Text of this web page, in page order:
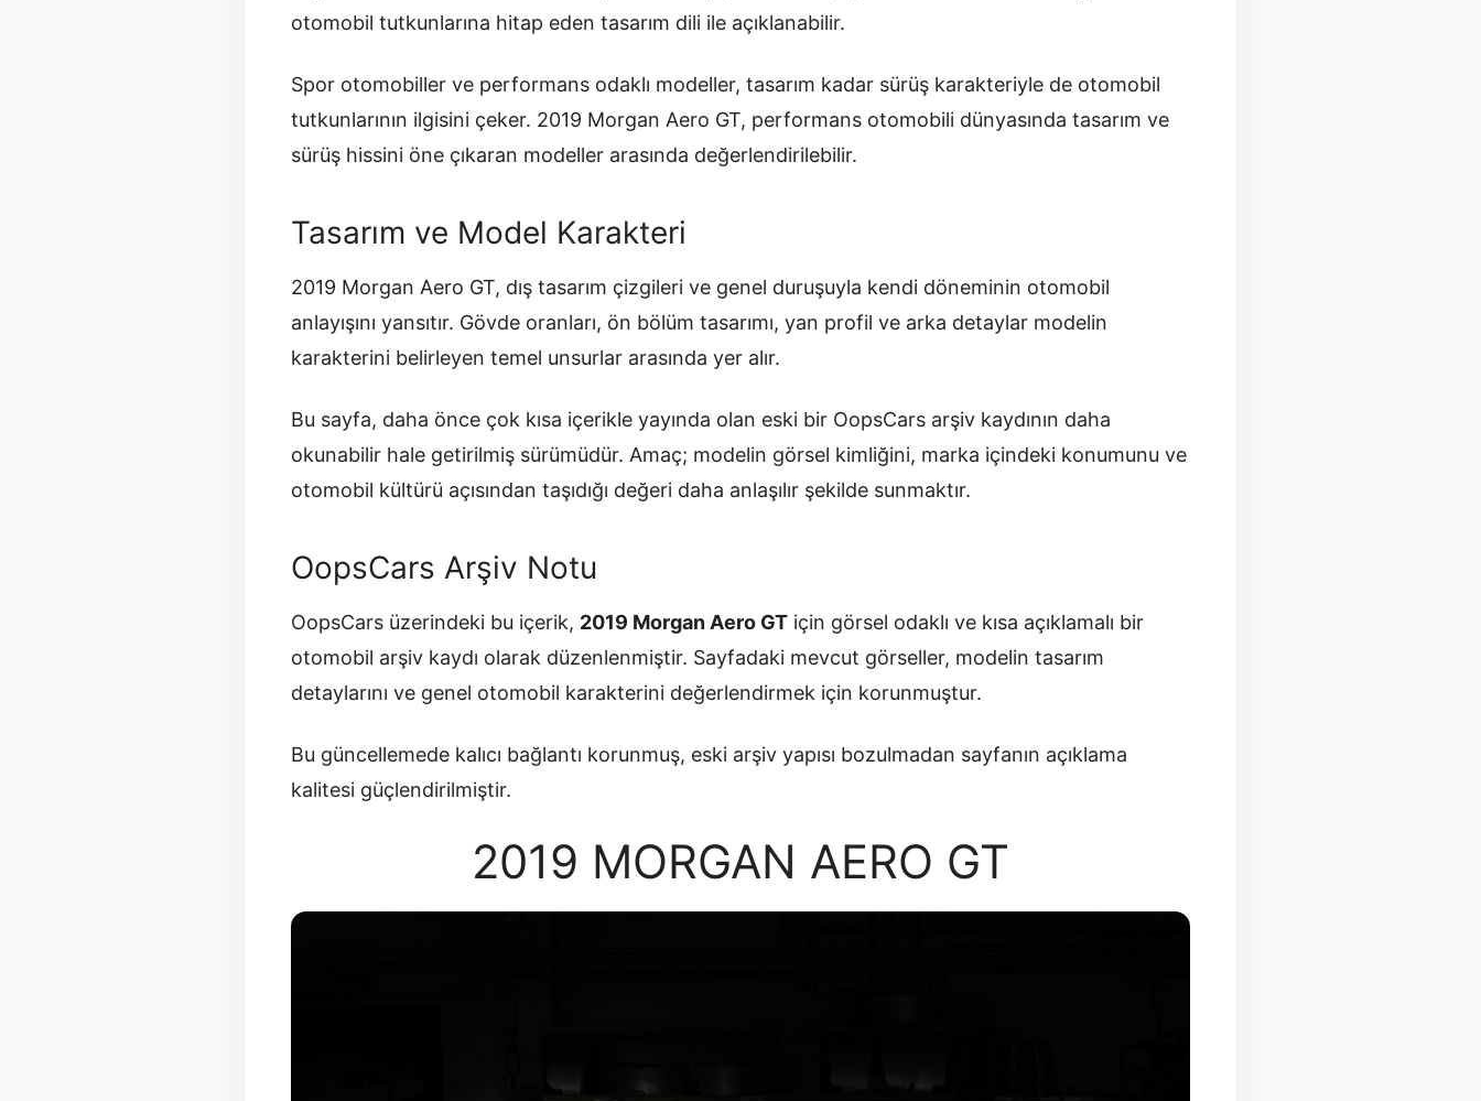
otomobil tutkunlarına hitap eden tasarım dili ile açıklanabilir.
Spor otomobiller ve performans odaklı modeller, tasarım kadar sürüş karakteriyle de otomobil
tutkunlarının ilgisini çeker. 2019 Morgan Aero GT, performans otomobili dünyasında tasarım ve
sürüş hissini öne çıkaran modeller arasında değerlendirilebilir.
Tasarım ve Model Karakteri
2019 Morgan Aero GT, dış tasarım çizgileri ve genel duruşuyla kendi döneminin otomobil
anlayışını yansıtır. Gövde oranları, ön bölüm tasarımı, yan profil ve arka detaylar modelin
karakterini belirleyen temel unsurlar arasında yer alır.
Bu sayfa, daha önce çok kısa içerikle yayında olan eski bir OopsCars arşiv kaydının daha
okunabilir hale getirilmiş sürümüdür. Amaç; modelin görsel kimliğini, marka içindeki konumunu ve
otomobil kültürü açısından taşıdığı değeri daha anlaşılır şekilde sunmaktır.
OopsCars Arşiv Notu
OopsCars üzerindeki bu içerik, 2019 Morgan Aero GT için görsel odaklı ve kısa açıklamalı bir
otomobil arşiv kaydı olarak düzenlenmiştir. Sayfadaki mevcut görseller, modelin tasarım
detaylarını ve genel otomobil karakterini değerlendirmek için korunmuştur.
Bu güncellemede kalıcı bağlantı korunmuş, eski arşiv yapısı bozulmadan sayfanın açıklama
kalitesi güçlendirilmiştir.
2019 MORGAN AERO GT